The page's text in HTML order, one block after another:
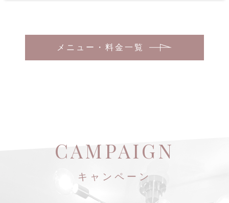
メニュー・料金一覧
CAMPAIGN
キャンペーン